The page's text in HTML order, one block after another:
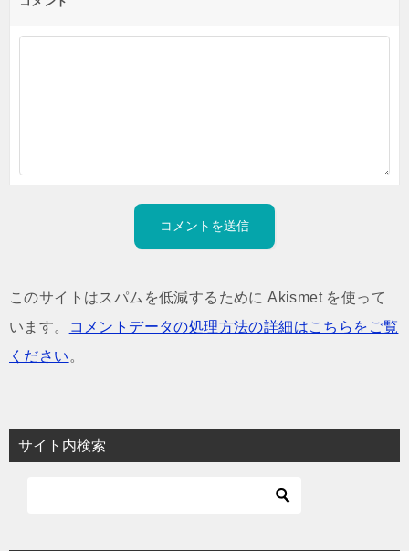
このサイトはスパムを低減するために Akismet を使って
います。
コメントデータの処理方法の詳細はこちらをご覧
ください 。
サイト内検索